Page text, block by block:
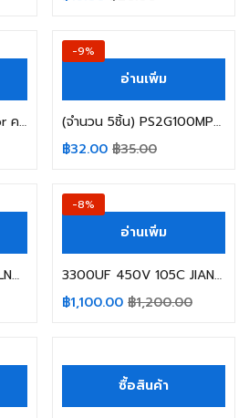
(จำนวน 5 ชิ้น) Capacitor คาปาซิเตอร์ 1000UF 16V 105C CHANGXIN SIZE 10X17MM. สีเขียว
-9%
อ่านเพิ่ม
(จำนวน 5ชิ้น) PS2G100MPN1016 10UF 400V 105C ELITE TAPPING SIZE 10X16MM. สีดำ
฿32.00 ฿35.00
15000UF 100V 85C ELNA AUDIO SIZE 35X80MM. YELLOW
-8%
อ่านเพิ่ม
3300UF 450V 105C JIANGHAI SIZE: 75X100MM. ขาสกรู
฿1,100.00 ฿1,200.00
ซื้อสินค้า